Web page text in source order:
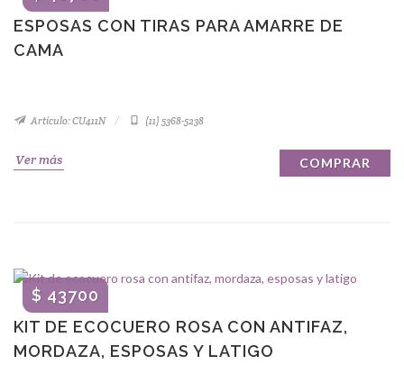
ESPOSAS CON TIRAS PARA AMARRE DE
CAMA
Artículo: CU411N (11) 5368-5238
Ver más COMPRAR
KIT DE ECOCUERO ROSA CON ANTIFAZ,
MORDAZA, ESPOSAS Y LATIGO
$ 43700